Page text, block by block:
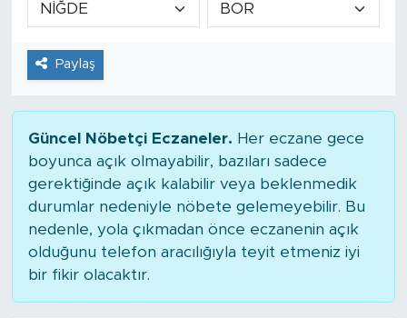
Paylaş
Güncel Nöbetçi Eczaneler. Her eczane gece
boyunca açık olmayabilir, bazıları sadece
gerektiğinde açık kalabilir veya beklenmedik
durumlar nedeniyle nöbete gelemeyebilir. Bu
nedenle, yola çıkmadan önce eczanenin açık
olduğunu telefon aracılığıyla teyit etmeniz iyi
bir fikir olacaktır.
Tarihçe
Resmi İlanlar
Foto Şaka
Politika